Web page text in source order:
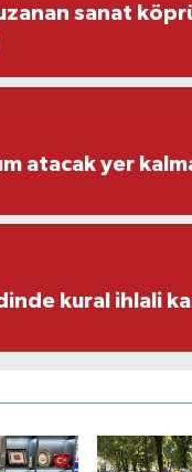
sanat
atacak yer
kural ihlali